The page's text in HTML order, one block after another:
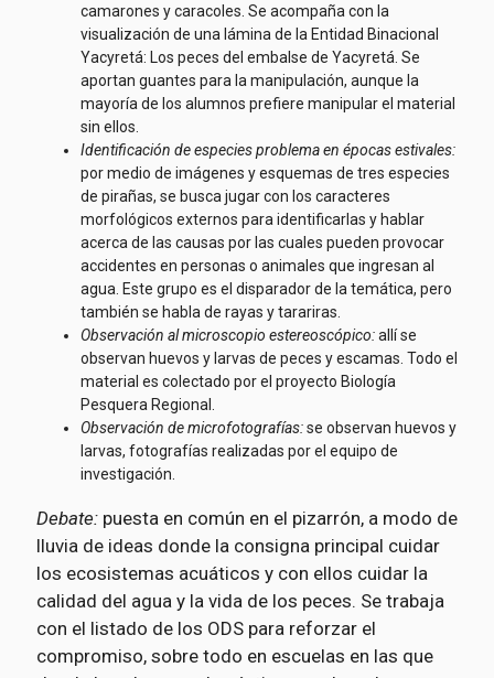
camarones y caracoles. Se acompaña con la
visualización de una lámina de la Entidad Binacional
Yacyretá: Los peces del embalse de Yacyretá. Se
aportan guantes para la manipulación, aunque la
mayoría de los alumnos prefiere manipular el material
sin ellos.
Identificación de especies problema en épocas estivales:
por medio de imágenes y esquemas de tres especies
de pirañas, se busca jugar con los caracteres
morfológicos externos para identificarlas y hablar
acerca de las causas por las cuales pueden provocar
accidentes en personas o animales que ingresan al
agua. Este grupo es el disparador de la temática, pero
también se habla de rayas y tarariras.
Observación al microscopio estereoscópico:allí se
observan huevos y larvas de peces y escamas. Todo el
material es colectado por el proyecto Biología
Pesquera Regional.
Observación de microfotografías:se observan huevos y
larvas, fotografías realizadas por el equipo de
investigación.
Debate:puesta en común en el pizarrón, a modo de
lluvia de ideas donde la consigna principal cuidar
los ecosistemas acuáticos y con ellos cuidar la
calidad del agua y la vida de los peces. Se trabaja
con el listado de los ODS para reforzar el
compromiso, sobre todo en escuelas en las que